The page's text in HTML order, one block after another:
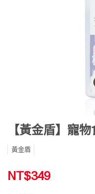
【黃金盾】寵
黃金盾
NT$349